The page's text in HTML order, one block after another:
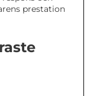
prestation